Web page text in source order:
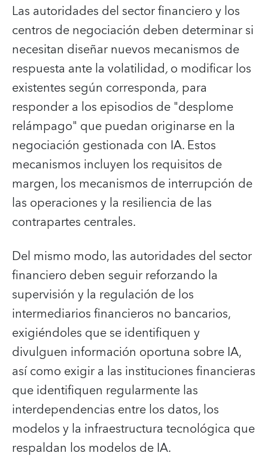
Las autoridades del sector financiero y los
centros de negociación deben determinar si
necesitan diseñar nuevos mecanismos de
respuesta ante la volatilidad,o modificar los
existentes según corresponda, para
responder a los episodios de "desplome
relámpago" que puedan originarse en la
negociación gestionada con IA. Estos
mecanismos incluyen los requisitos de
margen, los mecanismos de interrupción de
las operaciones y la resiliencia de las
contrapartes centrales.
Del mismo modo, las autoridades del sector
financiero deben seguir reforzando la
supervisión y la regulación de los
intermediarios financieros no bancarios,
exigiéndoles que se identifiquen y
divulguen información oportuna sobre IA,
así como exigir a las instituciones financieras
que identifiquen regularmente las
interdependencias entre los datos, los
modelos y la infraestructura tecnológica que
respaldan los modelos de IA.